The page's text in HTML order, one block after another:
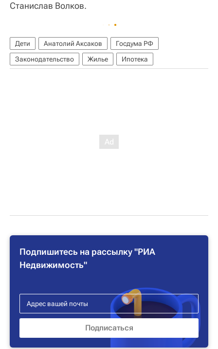
Станислав Волков.
Дети Анатолий Аксаков
Госдума РФ
Законодательство
Жилье Ипотека
Подпишитесь на рассылку "РИА
Недвижимость"